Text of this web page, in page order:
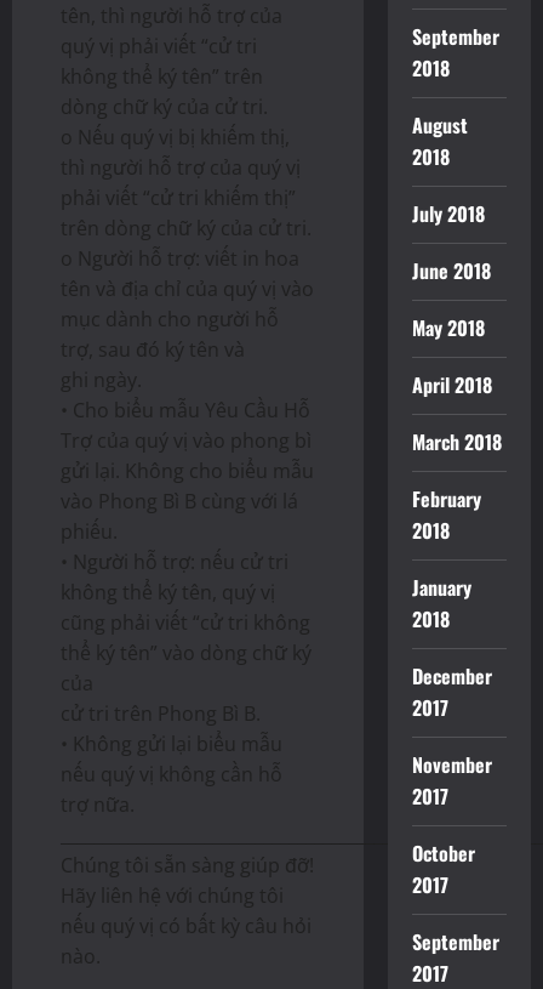
tên, thì người hỗ trợ của
quý vị phải viết “cử tri
không thể ký tên” trên
dòng chữ ký của cử tri.
o Nếu quý vị bị khiếm thị,
thì người hỗ trợ của quý vị
phải viết “cử tri khiếm thị”
trên dòng chữ ký của cử tri.
o Người hỗ trợ: viết in hoa
tên và địa chỉ của quý vị vào
mục dành cho người hỗ
trợ, sau đó ký tên và
ghi ngày.
• Cho biểu mẫu Yêu Cầu Hỗ
Trợ của quý vị vào phong bì
gửi lại. Không cho biểu mẫu
vào Phong Bì B cùng với lá
phiếu.
• Người hỗ trợ: nếu cử tri
không thể ký tên, quý vị
cũng phải viết “cử tri không
thể ký tên” vào dòng chữ ký
của
cử tri trên Phong Bì B.
• Không gửi lại biểu mẫu
nếu quý vị không cần hỗ
trợ nữa.
Chúng tôi sẵn sàng giúp đỡ!
Hãy liên hệ với chúng tôi
nếu quý vị có bất kỳ câu hỏi
nào.
September
2018
August
2018
July 2018
June 2018
May 2018
April 2018
March 2018
February
2018
January
2018
December
2017
November
2017
October
2017
September
2017